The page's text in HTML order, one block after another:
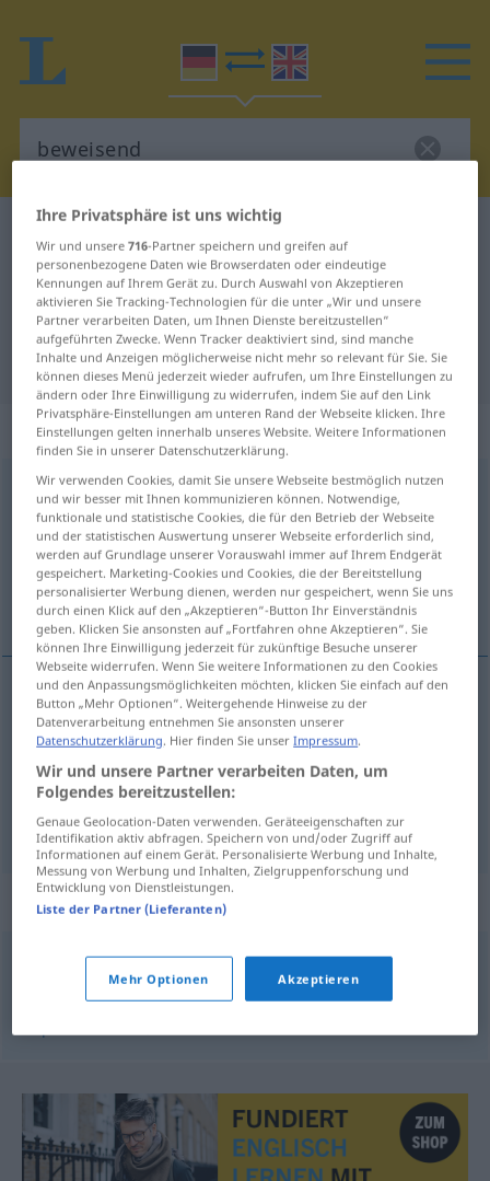
Deutsch-Englisch Wörterbuch
Deutsch-Englisch Übersetzung für
"beweisend"
"beweisend" Englisch Übersetzung
„beweisend“: Adjektiv
beweisendadj
Übersicht aller Übersetzungen
(Für mehr Details die Übersetzung anklicken/antippen)
argumentative, argumental, demonstrative
argumentative beweisend PHIL begründend
argumental beweisend PHIL begründend
demonstrative beweisend PHIL darstellend
Synonyme für "beweisend"
begründend,diskursiv
© OpenThesaurus.de
Ihre Privatsphäre ist uns wichtig
Wir und unsere716-Partner speichern und greifen auf
personenbezogene Daten wie Browserdaten oder eindeutige
Kennungen auf Ihrem Gerät zu. Durch Auswahl von Akzeptieren
aktivieren Sie Tracking-Technologien für die unter „Wir und unsere
Partner verarbeiten Daten, um Ihnen Dienste bereitzustellen“
aufgeführten Zwecke. Wenn Tracker deaktiviert sind, sind manche
Inhalte und Anzeigen möglicherweise nicht mehr so relevant für Sie. Sie
können dieses Menü jederzeit wieder aufrufen, um Ihre Einstellungen zu
ändern oder Ihre Einwilligung zu widerrufen, indem Sie auf den Link
Privatsphäre-Einstellungen am unteren Rand der Webseite klicken. Ihre
Einstellungen gelten innerhalb unseres Website. Weitere Informationen
finden Sie in unserer Datenschutzerklärung.
Wir verwenden Cookies, damit Sie unsere Webseite bestmöglich nutzen
und wir besser mit Ihnen kommunizieren können. Notwendige,
funktionale und statistische Cookies, die für den Betrieb der Webseite
und der statistischen Auswertung unserer Webseite erforderlich sind,
werden auf Grundlage unserer Vorauswahl immer auf Ihrem Endgerät
gespeichert. Marketing-Cookies und Cookies, die der Bereitstellung
personalisierter Werbung dienen, werden nur gespeichert, wenn Sie uns
durch einen Klick auf den „Akzeptieren“-Button Ihr Einverständnis
geben. Klicken Sie ansonsten auf „Fortfahren ohne Akzeptieren“. Sie
können Ihre Einwilligung jederzeit für zukünftige Besuche unserer
Webseite widerrufen. Wenn Sie weitere Informationen zu den Cookies
und den Anpassungsmöglichkeiten möchten, klicken Sie einfach auf den
Button „Mehr Optionen“. Weitergehende Hinweise zu der
Datenverarbeitung entnehmen Sie ansonsten unserer
Datenschutzerklärung. Hier finden Sie unserImpressum.
Wir und unsere Partner verarbeiten Daten, um
Folgendes bereitzustellen:
Genaue Geolocation-Daten verwenden. Geräteeigenschaften zur
Identifikation aktiv abfragen. Speichern von und/oder Zugriff auf
Informationen auf einem Gerät. Personalisierte Werbung und Inhalte,
Messung von Werbung und Inhalten, Zielgruppenforschung und
Entwicklung von Dienstleistungen.
Liste der Partner (Lieferanten)
Mehr Optionen Akzeptieren